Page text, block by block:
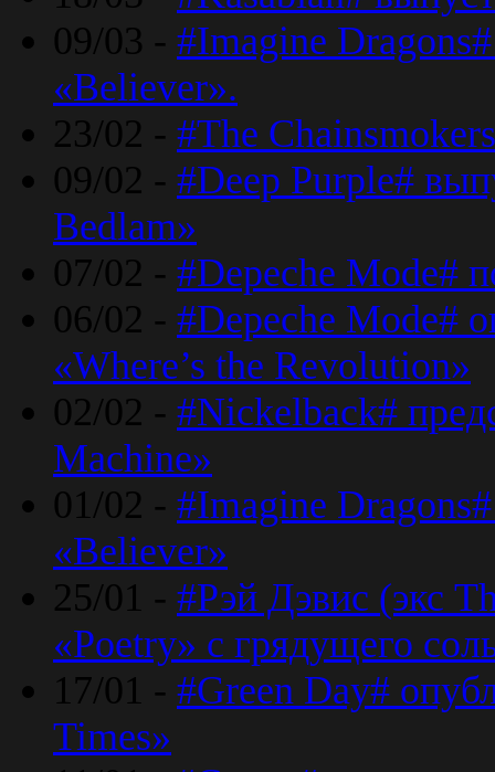
09/03 - #Imagine
«Believer».
23/02 - #The
09/02 - #Deep Purple#
Bedlam»
07/02 - #Depeche Mode#
06/02 - #Depeche Mode#
«Where’s the Revolution»
02/02 - #Nickelback#
Machine»
01/02 - #Imagine
«Believer»
25/01 - #Рэй Дэвис (экс
«Poetry» с грядущего
17/01 - #Green Day#
Times»